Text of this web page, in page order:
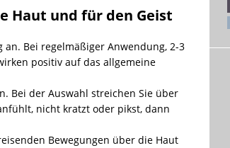
Haut und für den Geist
Bei regelmäßiger Anwendung, 2-3
positiv auf das allgemeine
Bei der Auswahl streichen Sie über
nicht kratzt oder pikst, dann
Bewegungen über die Haut